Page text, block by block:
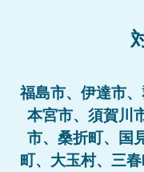
福島市、伊達市、
本宮市、須賀川
市、桑折町、国
町、大玉村、三